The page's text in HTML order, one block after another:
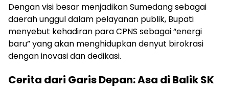
Dengan visi besar menjadikan Sumedang sebagai
daerah unggul dalam pelayanan publik, Bupati
menyebut kehadiran para CPNS sebagai “energi
baru” yang akan menghidupkan denyut birokrasi
dengan inovasi dan dedikasi.
Cerita dari Garis Depan: Asa di Balik SK